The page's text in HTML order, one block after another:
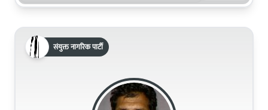
संयुक्त नागरिक पार्टी